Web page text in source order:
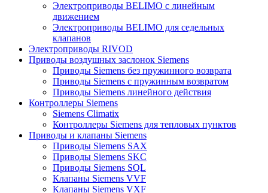
Электроприводы BELIMO с линейным
движением
Электроприводы BELIMO для седельных
клапанов
Электроприводы RIVOD
Приводы воздушных заслонок Siemens
Приводы Siemens без пружинного возврата
Приводы Siemens с пружинным возвратом
Приводы Siemens линейного действия
Контроллеры Siemens
Siemens Climatix
Контроллеры Siemens для тепловых пунктов
Приводы и клапаны Siemens
Приводы Siemens SAX
Приводы Siemens SKC
Приводы Siemens SQL
Клапаны Siemens VVF
Клапаны Siemens VXF